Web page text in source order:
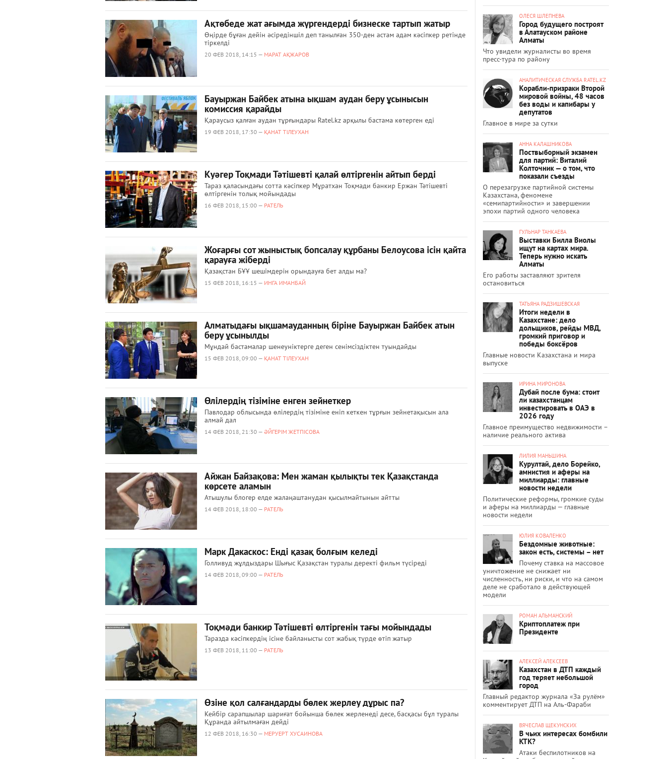
Ақтөбеде жат ағымда жүргендерді бизнеске тартып жатыр
Өңірде бұған дейін әсіредіншіл деп танылған 350-ден астам адам кәсіпкер ретінде
тіркелді
20 ФЕВ 2018, 14:15 — МАРАТ АҚЖАРОВ
Бауыржан Байбек атына ықшам аудан беру ұсынысын
комиссия қарайды
Қараусыз қалған аудан тұрғындары Ratel.kz арқылы бастама көтерген еді
19 ФЕВ 2018, 17:30 — ҚАНАТ ТІЛЕУХАН
Куәгер Тоқмади Тәтішевті қалай өлтіргенін айтып берді
Тараз қаласындағы сотта кәсіпкер Мұратхан Тоқмади банкир Ержан Тәтішевті
өлтіргенін толық мойындады
16 ФЕВ 2018, 15:00 — РАТЕЛЬ
Жоғарғы сот жыныстық бопсалау құрбаны Белоусова ісін қайта
қарауға жіберді
Қазақстан БҰҰ шешімдерін орындауға бет алды ма?
15 ФЕВ 2018, 16:15 — ИНГА ИМАНБАЙ
Алматыдағы ықшамауданның біріне Бауыржан Байбек атын
беру ұсынылды
Мұндай бастамалар шенеуніктерге деген сенімсіздіктен туындайды
15 ФЕВ 2018, 09:00 — ҚАНАТ ТІЛЕУХАН
Өлілердің тізіміне енген зейнеткер
Павлодар облысында өлілердің тізіміне еніп кеткен тұрғын зейнетақысын ала
алмай дал
14 ФЕВ 2018, 21:30 — ӘЙГЕРІМ ЖЕТПІСОВА
Айжан Байзақова: Мен жаман қылықты тек Қазақстанда
көрсете аламын
Атышулы блогер елде жалаңаштанудан қысылмайтынын айтты
14 ФЕВ 2018, 18:00 — РАТЕЛЬ
Марк Дакаскос: Енді қазақ болғым келеді
Голливуд жұлдыздары Шығыс Қазақстан туралы деректі фильм түсіреді
14 ФЕВ 2018, 09:00 — РАТЕЛЬ
Тоқмәди банкир Тәтішевті өлтіргенін тағы мойындады
Таразда кәсіпкердің ісіне байланысты сот жабық түрде өтіп жатыр
13 ФЕВ 2018, 11:00 — РАТЕЛЬ
Өзіне қол салғандарды бөлек жерлеу дұрыс па?
Кейбір сарапшылар шариғат бойынша бөлек жерленеді десе, басқасы бұл туралы
Құранда айтылмаған дейді
12 ФЕВ 2018, 16:30 — МЕРУЕРТ ХУСАИНОВА
ОЛЕСЯ ШЛЕПНЕВА
Город будущего построят
в Алатауском районе
Алматы
Что увидели журналисты во время
пресс-тура по району
АНАЛИТИЧЕСКАЯ СЛУЖБА RATEL.KZ
Корабли-призраки Второй
мировой войны, 48 часов
без воды и капибары у
депутатов
Главное в мире за сутки
АННА КАЛАШНИКОВА
Поствыборный экзамен
для партий: Виталий
Колточник — о том, что
показали съезды
О перезагрузке партийной системы
Казахстана, феномене
«семипартийности» и завершении
эпохи партий одного человека
ГУЛЬНАР ТАНКАЕВА
Выставки Билла Виолы
ищут на картах мира.
Теперь нужно искать
Алматы
Его работы заставляют зрителя
остановиться
ТАТЬЯНА РАДЗИШЕВСКАЯ
Итоги недели в
Казахстане: дело
дольщиков, рейды МВД,
громкий приговор и
победы боксёров
Главные новости Казахстана и мира
выпуске
ИРИНА МИРОНОВА
Дубай после бума: стоит
ли казахстанцам
инвестировать в ОАЭ в
2026 году
Главное преимущество недвижимости –
наличие реального актива
ЛИЛИЯ МАНЬШИНА
Курултай, дело Борейко,
амнистия и аферы на
миллиарды: главные
новости недели
Политические реформы, громкие суды
и аферы на миллиарды — главные
новости недели
ЮЛИЯ КОВАЛЕНКО
Бездомные животные:
закон есть, системы – нет
Почему ставка на массовое
уничтожение не снижает ни
численность, ни риски, и что на самом
деле не сработало в действующей
модели
РОМАН АЛЬМАНСКИЙ
Криптоплатеж при
Президенте
АЛЕКСЕЙ АЛЕКСЕЕВ
Казахстан в ДТП каждый
год теряет небольшой
город
Главный редактор журнала «За рулём»
комментирует ДТП на Аль-Фараби
ВЯЧЕСЛАВ ЩЕКУНСКИХ
В чьих интересах бомбили
КТК?
Атаки беспилотников на